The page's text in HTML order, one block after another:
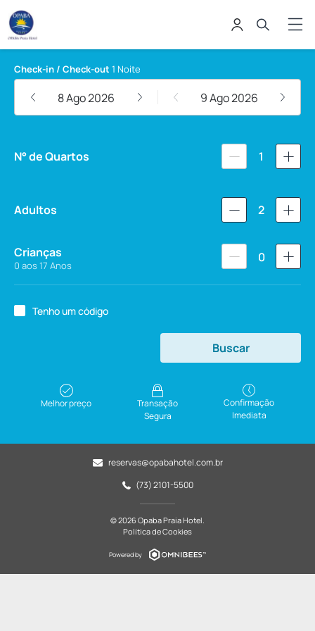
Opaba Praia Hotel
Check-in / Check-out 1 Noite
8 Ago 2026 9 Ago 2026
N° de Quartos 1
Adultos 2
Crianças
0 aos 17 Anos
0
Tenho um código
Buscar
Melhor preço
Transação
Segura
Confirmação
Imediata
reservas@opabahotel.com.br
(73) 2101-5500
© 2026 Opaba Praia Hotel.
Política de Cookies
Powered by